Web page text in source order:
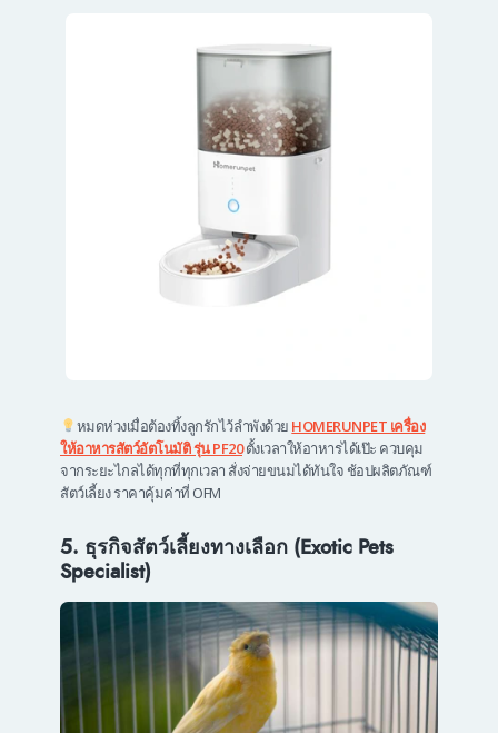
หมดห่วงเมื่อต้องทิ้งลูกรักไว้ลำพังด้วย HOMERUNPET เครื่อง
ให้อาหารสัตว์อัตโนมัติ รุ่น PF20ตั้งเวลาให้อาหารได้เป๊ะ ควบคุม
จากระยะไกลได้ทุกที่ทุกเวลา สั่งจ่ายขนมได้ทันใจ ช้อปผลิตภัณฑ์
สัตว์เลี้ยงราคาคุ้มค่าที่ OFM
5. ธุรกิจสัตว์เลี้ยงทางเลือก (Exotic Pets
Specialist)